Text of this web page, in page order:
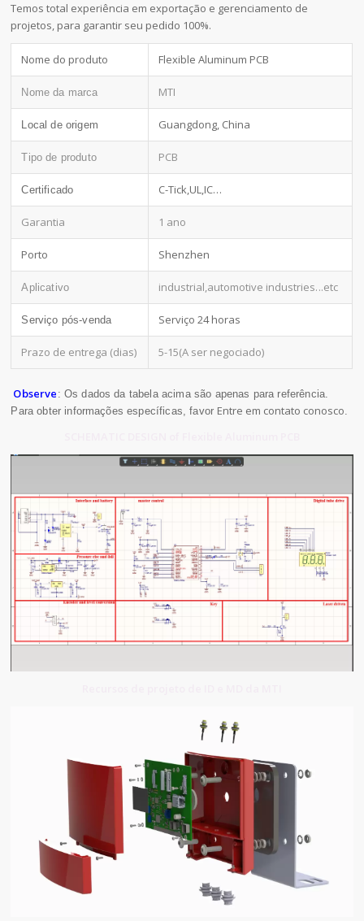
Temos total experiência em exportação e gerenciamento de
projetos, para garantir seu pedido 100%.
Nome do produto Flexible Aluminum PCB
Nome da marca MTI
Local de origem Guangdong, China
Tipo de produto PCB
Certificado C-Tick,UL,IC…
Garantia 1 ano
Porto Shenzhen
Aplicativo industrial,automotive industries...etc
Serviço pós-venda Serviço 24 horas
Prazo de entrega (dias) 5-15(A ser negociado)
Observe : Os dados da tabela acima são apenas para referência.
Para obter informações específicas, favor Entre em contato conosco.